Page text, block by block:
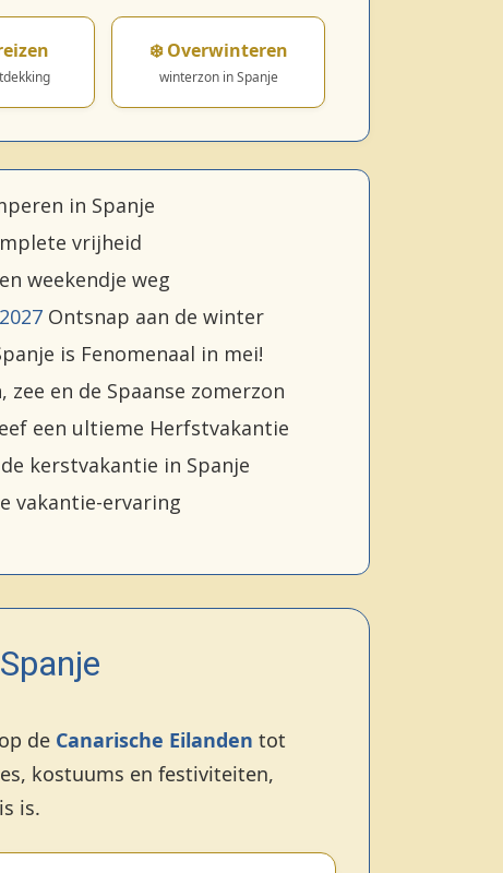
❄️ Overwinteren
winterzon in Spanje
in Spanje
vrijheid
weekendje weg
Ontsnap aan de winter
is Fenomenaal in mei!
zee en de Spaanse zomerzon
een ultieme Herfstvakantie
kerstvakantie in Spanje
vakantie-ervaring
de Canarische Eilanden tot
kostuums en festiviteiten,
is.